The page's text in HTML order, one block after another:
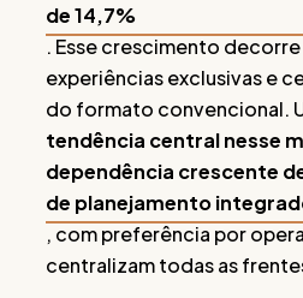
de 14,7%
. Esse crescimento
experiências exclusivas e
do formato convencional.
tendência central nesse
dependência crescente
de planejamento
, com preferência por
centralizam todas as